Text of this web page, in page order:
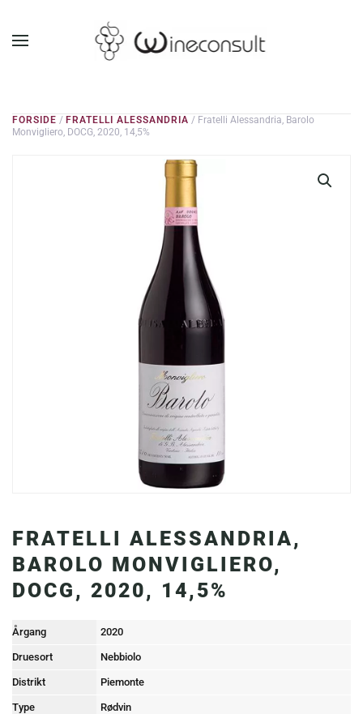
GÅ TIL HOVEDINDHOLD
FORSIDE / FRATELLI ALESSANDRIA / Fratelli Alessandria, Barolo
Monvigliero, DOCG, 2020, 14,5%
FRATELLI ALESSANDRIA,
BAROLO MONVIGLIERO,
DOCG, 2020, 14,5%
Årgang 2020
Druesort Nebbiolo
Distrikt Piemonte
Type Rødvin